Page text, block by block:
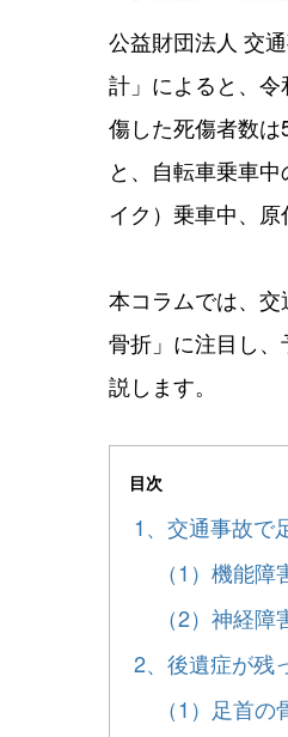
公益財団法人 交
計」によると、
傷した死傷者数
と、自転車乗車
イク）乗車中、原
本コラムでは、
骨折」に注目し
説します。
目次
1、交通事故で
（1）機能
（2）神経
2、後遺症が残
（1）足首